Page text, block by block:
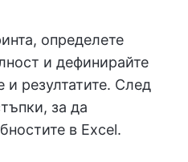
определете
и дефинирайте
и резултатите. След
за да
в Excel.